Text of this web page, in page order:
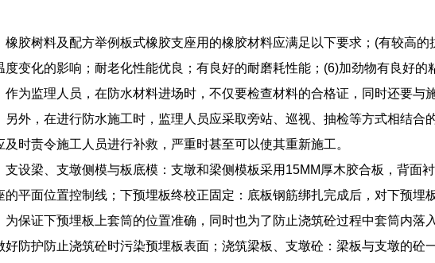
橡胶树料及配方举例板式橡胶支座用的橡胶材料应满足以下要求；(有较高
度变化的影响；耐老化性能优良；有良好的耐磨耗性能；(6)加劲物有良好的
作为监理人员，在防水材料进场时，不仅要检查材料的合格证，同时还要与
另外，在进行防水施工时，监理人员应采取旁站、巡视、抽检等方式相结
及时责令施工人员进行补救，严重时甚至可以使其重新施工。
支设梁、支墩侧模与板底模：支墩和梁侧模板采用15MM厚木胶合板，背面
的平面位置控制线；下预埋板终校正固定：底板钢筋绑扎完成后，对下预埋
为保证下预埋板上套筒的位置准确，同时也为了防止浇筑砼过程中套筒内落
好防护防止浇筑砼时污染预埋板表面；浇筑梁板、支墩砼：梁板与支墩的砼